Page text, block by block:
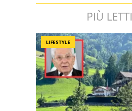
PIÙ LETTI
LIFESTYLE